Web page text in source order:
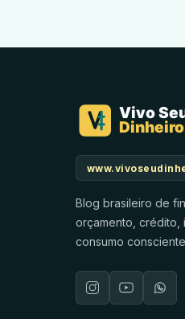
Blog brasileiro de
orçamento, crédito,
consumo